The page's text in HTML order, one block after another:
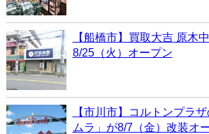
【船橋市】買取大吉 原木
8/25（火）オープン
【市川市】コルトンプラ
ムラ」が8/7（金）改装オ